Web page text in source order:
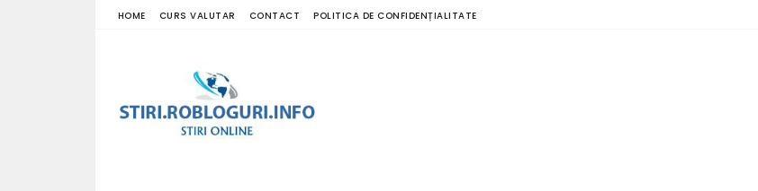
HOME CURS VALUTAR CONTACT POLITICA DE CONFIDENȚIALITATE